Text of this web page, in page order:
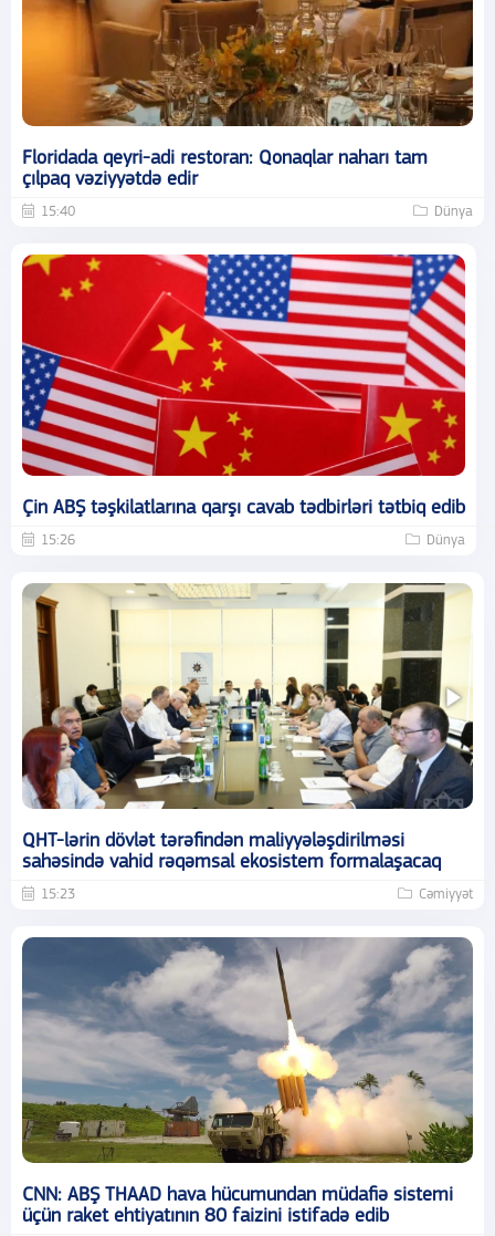
Floridada qeyri-adi restoran: Qonaqlar naharı tam
çılpaq vəziyyətdə edir
15:40 Dünya
Çin ABŞ təşkilatlarına qarşı cavab tədbirləri tətbiq edib
15:26 Dünya
QHT-lərin dövlət tərəfindən maliyyələşdirilməsi
sahəsində vahid rəqəmsal ekosistem formalaşacaq
15:23 Cəmiyyət
CNN: ABŞ THAAD hava hücumundan müdafiə sistemi
üçün raket ehtiyatının 80 faizini istifadə edib